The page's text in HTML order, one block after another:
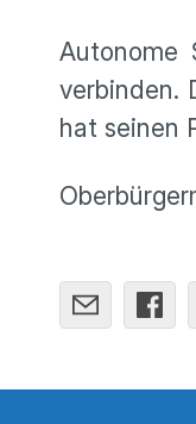
Autonome
verbinden.
hat seinen